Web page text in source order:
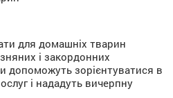
для домашніх тварин
і закордонних
допоможуть зорієнтуватися в
і нададуть вичерпну